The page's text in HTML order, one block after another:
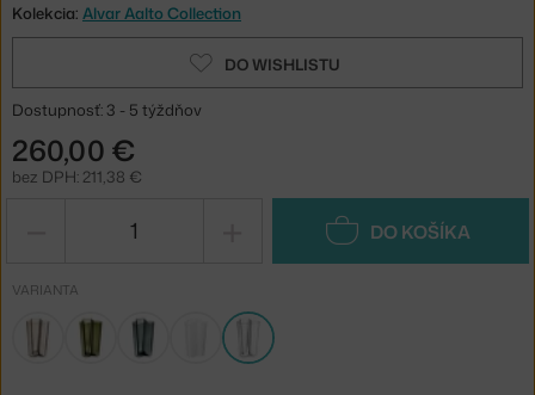
Kolekcia: Alvar Aalto Collection
DO WISHLISTU
Dostupnosť: 3 - 5 týždňov
260,00 €
bez DPH: 211,38 €
DO KOŠÍKA
VARIANTA